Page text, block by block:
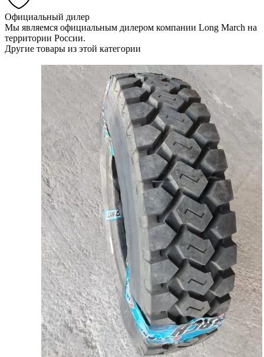
Официальный дилер
Мы являемся официальным дилером компании Long March на
территории России.
Другие товары из этой категории